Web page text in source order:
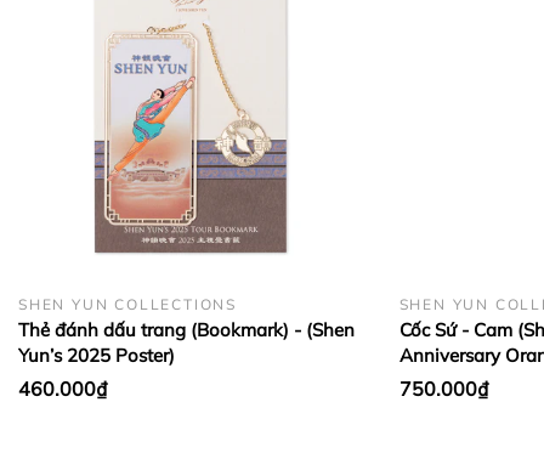
BẢO QUẢN LỤA VÀ CASHMERE:
SHEN YUN COLLECTIONS
Thẻ đánh dấu trang (Bookmark) - (Shen
Yun’s 2025 Poster)
460.000₫
SHEN YUN
Cốc Sứ - Cam
Anniversary
750.000₫